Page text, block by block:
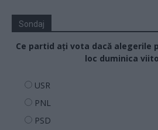
Sondaj
Ce partid ați vota dacă alegerile
loc duminica
USR
PNL
PSD